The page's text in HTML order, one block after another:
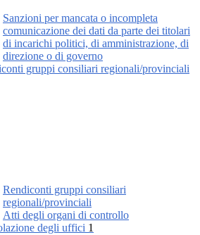
Sanzioni per mancata o incompleta
comunicazione dei dati da parte dei titolari
di incarichi politici, di amministrazione, di
direzione o di governo
gruppi consiliari regionali/provinciali
Rendiconti gruppi consiliari
regionali/provinciali
Atti degli organi di controllo
degli uffici 1